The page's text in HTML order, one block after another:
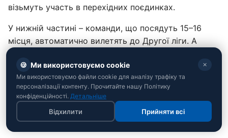
візьмуть участь в перехідних поєдинках.
У нижній частині – команди, що посядуть 15–16
місця, автоматично вилетять до Другої ліги. А
клуби, які фінішують на 13–14 позиціях,
змагатимуться за збереження прописки у
перехідних матчах.
Раніше ми повідомили,як виглядає повний склад
на сезон-2026/27.
🍪 Ми використовуємо cookie ✕
Ми використовуємо файли cookie для аналізу трафіку та
персоналізації контенту. Прочитайте нашу Політику
конфіденційності. Детальніше
Відхилити Прийняти всі